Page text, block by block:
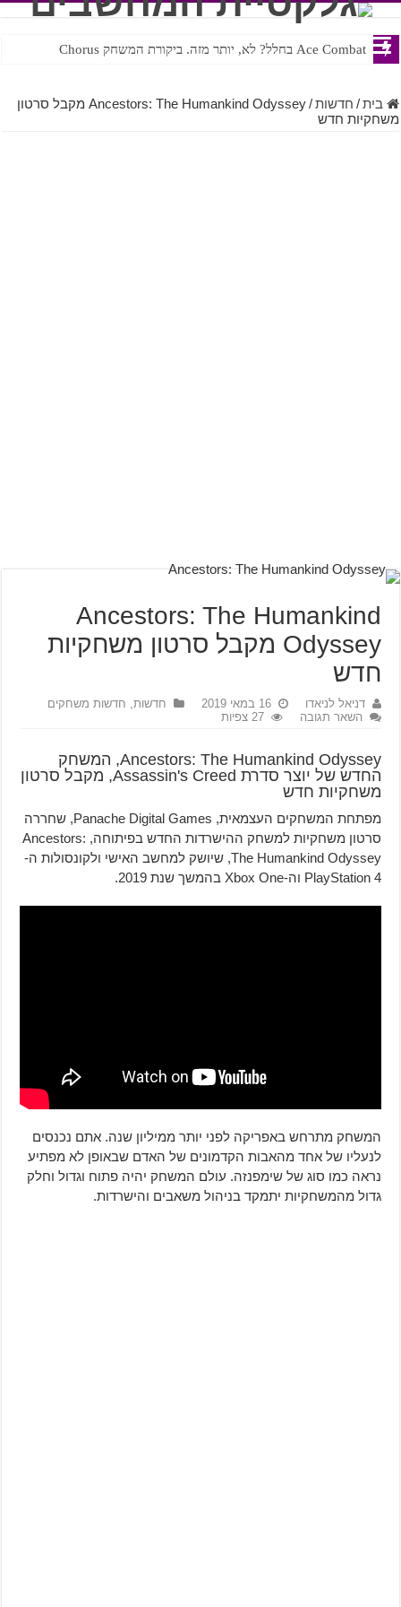
Ace Combat בחלל? לא, יותר מזה. ביקורת המשחק Chorus
Steven Universe והשירים שתורגמו בצורה נוראית לעברית
בית / חדשות /
Ancestors: The Humankind Odyssey מקבל סרטון
משחקיות חדש
Ancestors: The Humankind
Odyssey מקבל סרטון משחקיות
חדש
דניאל לניאדו 16 במאי 2019 חדשות, חדשות משחקים
השאר תגובה
27 צפיות
Ancestors: The Humankind Odyssey, המשחק
החדש של יוצר סדרת Assassin's Creed, מקבל סרטון
משחקיות חדש
מפתחת המשחקים העצמאית, Panache Digital Games, שחררה
סרטון משחקיות למשחק ההישרדות החדש בפיתוחה, Ancestors:
The Humankind Odyssey, שיושק למחשב האישי ולקונסולות ה-
PlayStation 4 וה-Xbox One בהמשך שנת 2019.
המשחק מתרחש באפריקה לפני יותר ממיליון שנה. אתם נכנסים
לנעליו של אחד מהאבות הקדמונים של האדם שבאופן לא מפתיע
נראה כמו סוג של שימפנזה. עולם המשחק יהיה פתוח וגדול וחלק
גדול מהמשחקיות יתמקד בניהול משאבים והישרדות.